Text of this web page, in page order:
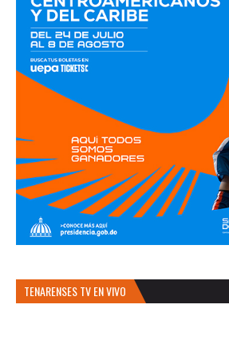
TENARENSES TV EN VIVO